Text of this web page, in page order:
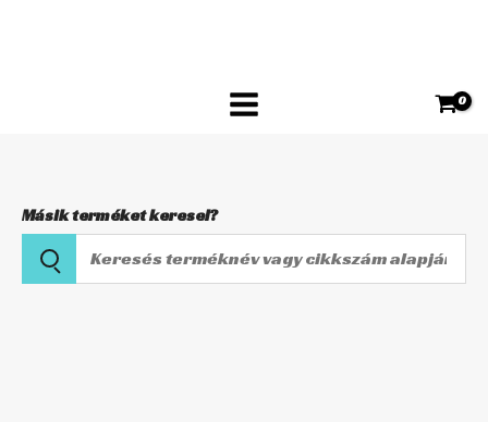
Másik terméket keresel?
Keresés
terméknév